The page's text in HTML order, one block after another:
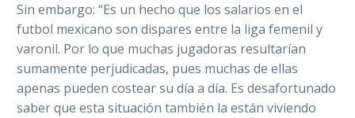
Sin embargo: “Es un hecho que los salarios en el
futbol mexicano son dispares entre la liga femenil y
varonil. Por lo que muchas jugadoras resultarían
sumamente perjudicadas, pues muchas de ellas
apenas pueden costear su día a día. Es desafortunado
saber que esta situación también la están viviendo